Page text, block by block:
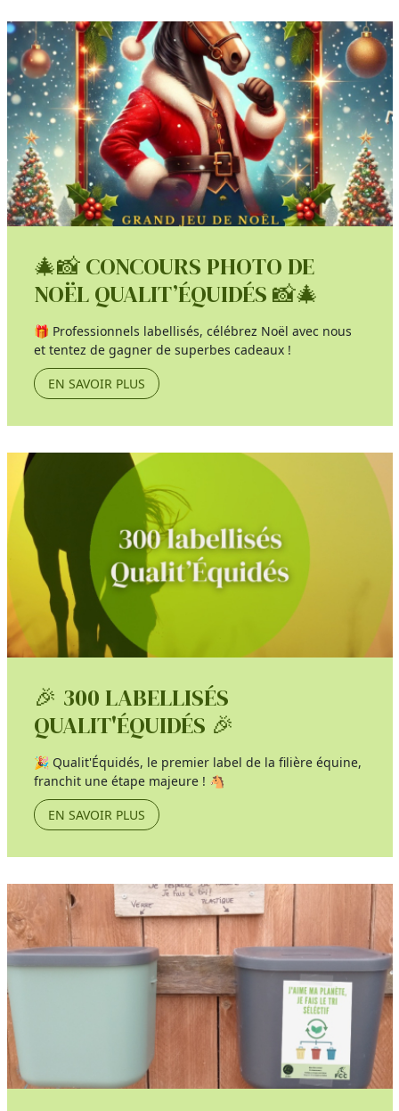
🎄📸 CONCOURS PHOTO DE
NOËL QUALIT’ÉQUIDÉS 📸🎄
🎁 Professionnels labellisés, célébrez Noël avec nous
et tentez de gagner de superbes cadeaux !
EN SAVOIR PLUS
🎉 300 LABELLISÉS
QUALIT'ÉQUIDÉS 🎉
🎉 Qualit'Équidés, le premier label de la filière équine,
franchit une étape majeure ! 🐴
EN SAVOIR PLUS